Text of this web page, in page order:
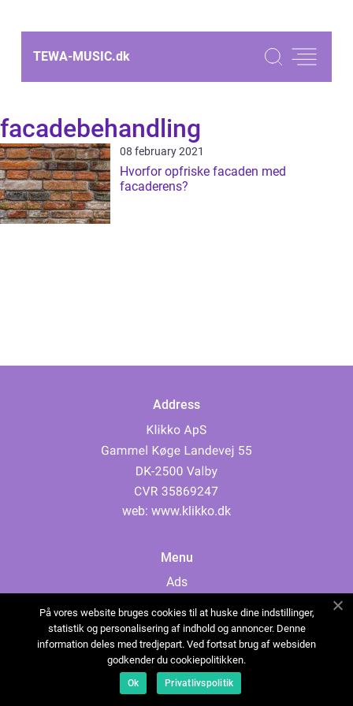
TEWA-MUSIC.dk
facadebehandling
08 february 2021
Hvorfor opfriske facaden med
facaderens?
Address
web: www.klikko.dk
Menu
Ads
Cookies
Contact
Sitemap
På vores website bruges cookies til at huske dine indstillinger,
statistik og personalisering af indhold og annoncer. Denne
information deles med tredjepart. Ved fortsat brug af websiden
godkender du cookiepolitikken.
Ok Privatlivspolitik